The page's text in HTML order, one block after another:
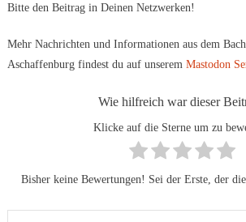
Bitte den Beitrag in Deinen Netzwerken!
Mehr Nachrichten und Informationen aus dem
Aschaffenburg findest du auf unserem Mastodon
Wie hilfreich war dieser
Klicke auf die Sterne um zu
Bisher keine Bewertungen! Sei der Erste, der